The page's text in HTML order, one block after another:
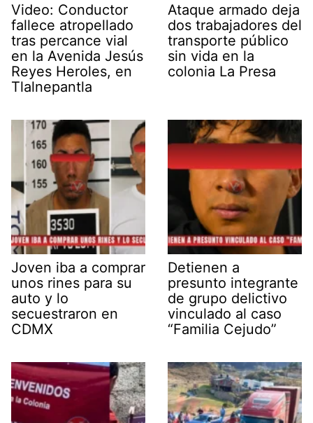
Video: Conductor
fallece atropellado
tras percance vial
en la Avenida Jesús
Reyes Heroles, en
Tlalnepantla
Ataque armado deja
dos trabajadores del
transporte público
sin vida en la
colonia La Presa
Joven iba a comprar
unos rines para su
auto y lo
secuestraron en
CDMX
Detienen a
presunto integrante
de grupo delictivo
vinculado al caso
“Familia Cejudo”